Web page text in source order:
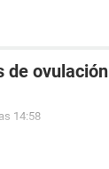
de ovulación
14:58